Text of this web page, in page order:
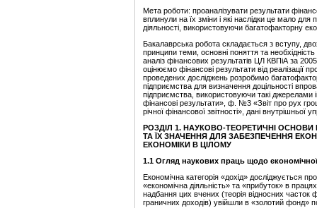
Мета роботи: проаналізувати результати
вплинули на їх зміни і які наслідки це мало
діяльності, використовуючи багатофакторну
Бакалаврська робота складається з вступу,
принципи теми, основні поняття та
аналіз фінансових результатів ЦЛ КВПіА за
оцінюємо фінансові результати від реалізації
проведених досліджень розробимо
підприємства для визначення доцільності
підприємства, використовуючи такі
фінансові результати», ф. №3 «Звіт про рух
річної фінансової звітності», дані внутрішньої
РОЗДІЛ 1. НАУКОВО-ТЕОРЕТИЧНІ ОСНОВИ
ТА ЇХ ЗНАЧЕННЯ ДЛЯ ЗАБЕЗПЕЧЕННЯ
ЕКОНОМІКИ В ЦІЛОМУ
1.1 Огляд наукових праць щодо
Економічна категорія «дохід» досліджується
«економічна діяльність» та «прибуток» в
надбання цих вчених (теорія відносних часток
граничних доходів) увійшли в «золотий фонд»